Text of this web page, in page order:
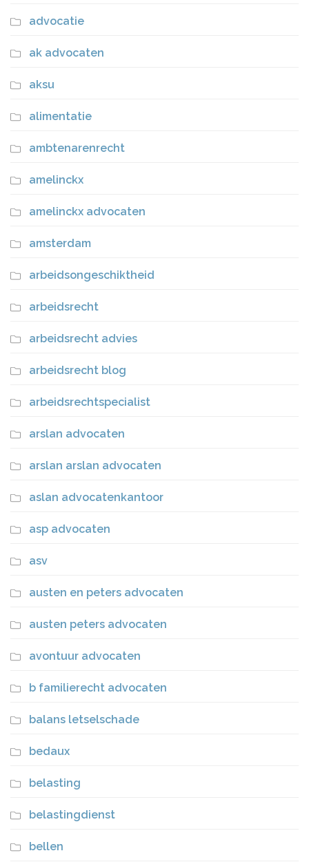
advocatie
ak advocaten
aksu
alimentatie
ambtenarenrecht
amelinckx
amelinckx advocaten
amsterdam
arbeidsongeschiktheid
arbeidsrecht
arbeidsrecht advies
arbeidsrecht blog
arbeidsrechtspecialist
arslan advocaten
arslan arslan advocaten
aslan advocatenkantoor
asp advocaten
asv
austen en peters advocaten
austen peters advocaten
avontuur advocaten
b familierecht advocaten
balans letselschade
bedaux
belasting
belastingdienst
bellen